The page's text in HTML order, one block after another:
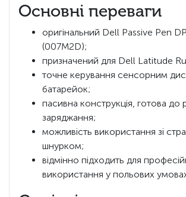
Основні переваги
оригінальний Dell Passive Pen
(007M2D);
призначений для Dell Latitude
точне керування сенсорним
батарейок;
пасивна конструкція, готова до
заряджання;
можливість використання зі
шнурком;
відмінно підходить для
використання у польових